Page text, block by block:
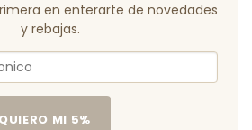
en enterarte de novedades
y rebajas.
QUIERO MI 5%